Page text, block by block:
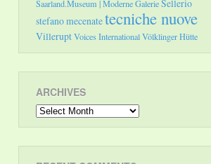
Saarland.Museum | Moderne GalerieSellerio
stefano mecenatetecniche nuove
VilleruptVoices InternationalVölklinger Hütte
ARCHIVES
Archives